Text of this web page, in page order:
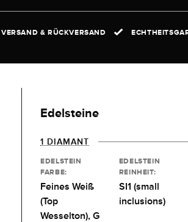
& RÜCKVERSAND
Edelsteine
1 DIAMANT
EDELSTEIN
FARBE:
Feines Weiß
(Top
Wesselton), G
EDELSTEIN
REINHEIT:
SI1 (small
inclusions)